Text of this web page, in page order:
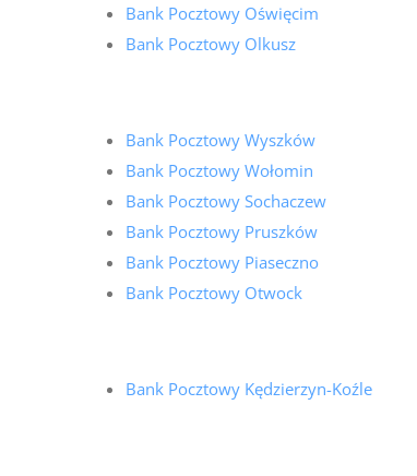
Bank Pocztowy Oświęcim
Bank Pocztowy Olkusz
Bank Pocztowy Wyszków
Bank Pocztowy Wołomin
Bank Pocztowy Sochaczew
Bank Pocztowy Pruszków
Bank Pocztowy Piaseczno
Bank Pocztowy Otwock
Bank Pocztowy Kędzierzyn-Koźle